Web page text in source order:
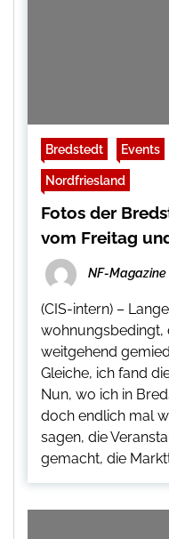
Bredstedt Events
Nordfriesland
Fotos der
vom Freitag
NF-Magazine
(CIS-intern) –
wohnungsbedingt,
weitgehend
Gleiche, ich fand
Nun, wo ich in
doch endlich mal
sagen, die
gemacht, die